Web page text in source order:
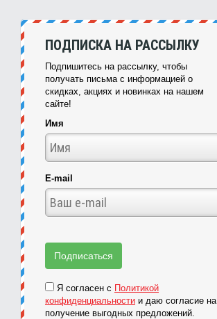
ПОДПИСКА НА РАССЫЛКУ
Подпишитесь на рассылку, чтобы
получать письма с информацией о
скидках, акциях и новинках на нашем
сайте!
Имя
E-mail
Я согласен с Политикой
конфиденциальности и даю согласие на
получение выгодных предложений.